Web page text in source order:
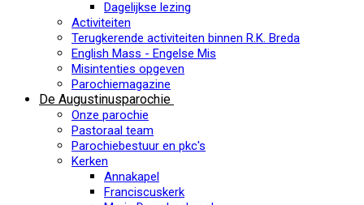
Dagelijkse lezing
Activiteiten
Terugkerende activiteiten binnen R.K. Breda
English Mass - Engelse Mis
Misintenties opgeven
Parochiemagazine
De Augustinusparochie
Onze parochie
Pastoraal team
Parochiebestuur en pkc's
Kerken
Annakapel
Franciscuskerk